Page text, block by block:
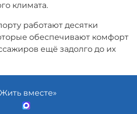
климата.
работают десятки
обеспечивают комфорт
ещё задолго до их
вместе»